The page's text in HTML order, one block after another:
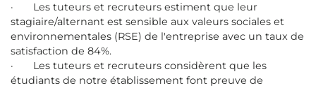
· Les tuteurs et recruteurs estiment que leur
stagiaire/alternant est sensible aux valeurs sociales et
environnementales (RSE) de l'entreprise avec un taux de
satisfaction de 84%.
· Les tuteurs et recruteurs considèrent que les
étudiants de notre établissement font preuve de